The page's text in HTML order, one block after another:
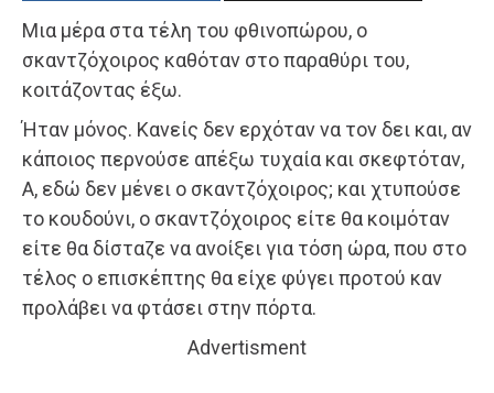
Μια μέρα στα τέλη του φθινοπώρου, ο
σκαντζόχοιρος καθόταν στο παραθύρι του,
κοιτάζοντας έξω.
Ήταν μόνος. Κανείς δεν ερχόταν να τον δει και, αν
κάποιος περνούσε απέξω τυχαία και σκεφτόταν,
Α, εδώ δεν μένει ο σκαντζόχοιρος; και χτυπούσε
το κουδούνι, ο σκαντζόχοιρος είτε θα κοιμόταν
είτε θα δίσταζε να ανοίξει για τόση ώρα, που στο
τέλος ο επισκέπτης θα είχε φύγει προτού καν
προλάβει να φτάσει στην πόρτα.
Advertisment